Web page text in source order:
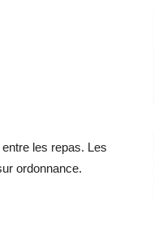
les repas. Les
ordonnance.